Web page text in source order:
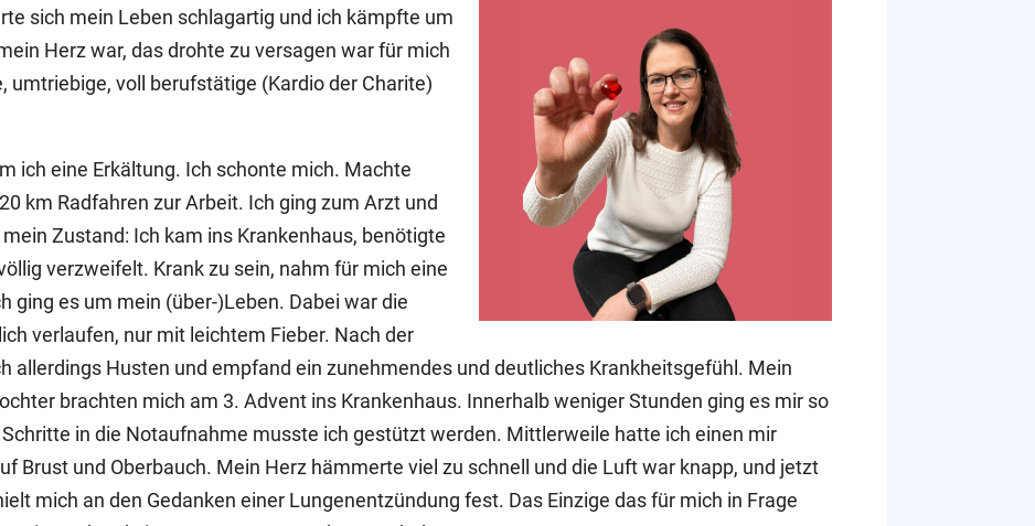
sich mein Leben schlagartig und ich kämpfte um
Herz war, das drohte zu versagen war für mich
umtriebige, voll berufstätige (Kardio der Charite)
ich eine Erkältung. Ich schonte mich. Machte
km Radfahren zur Arbeit. Ich ging zum Arzt und
Zustand: Ich kam ins Krankenhaus, benötigte
verzweifelt. Krank zu sein, nahm für mich eine
ging es um mein (über-)Leben. Dabei war die
verlaufen, nur mit leichtem Fieber. Nach der
allerdings Husten und empfand ein zunehmendes und deutliches Krankheitsgefühl. Mein
brachten mich am 3. Advent ins Krankenhaus. Innerhalb weniger Stunden ging es mir so
in die Notaufnahme musste ich gestützt werden. Mittlerweile hatte ich einen mir
Brust und Oberbauch. Mein Herz hämmerte viel zu schnell und die Luft war knapp, und jetzt
mich an den Gedanken einer Lungenentzündung fest. Das Einzige das für mich in Frage